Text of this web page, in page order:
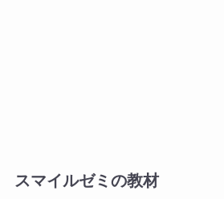
スマイルゼミの教材